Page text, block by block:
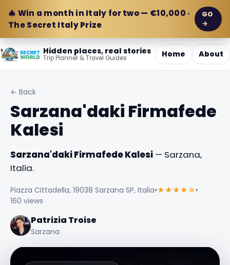
🎄 Win a month in Italy for two — €10,000 ·
The Secret Italy Prize
GO
→
Hidden places, real stories
Trip Planner & Travel Guides Home About
← Back
Sarzana'daki Firmafede
Kalesi
Sarzana'daki Firmafede Kalesi — Sarzana,
Italia.
Piazza Cittadella, 19038 Sarzana SP, Italia•★★★★☆•
160 views
Patrizia Troise
Sarzana